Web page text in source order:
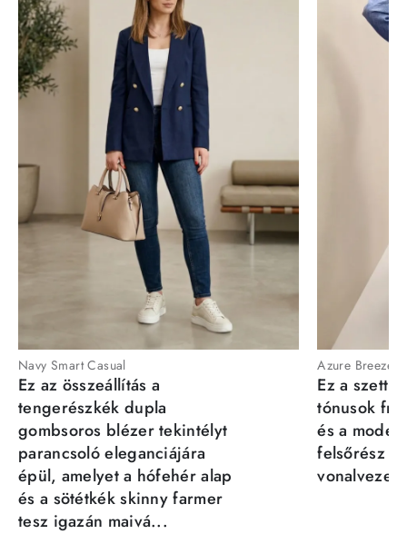
Navy Smart Casual
Ez az összeállítás a
tengerészkék dupla
gombsoros blézer tekintélyt
parancsoló eleganciájára
épül, amelyet a hófehér alap
és a sötétkék skinny farmer
tesz igazán maivá...
Azure Breeze
Ez a szett
tónusok
és a
felsőrész